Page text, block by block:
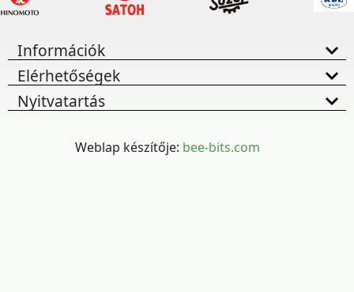
Információk
Elérhetőségek
Nyitvatartás
Weblap készítője: bee-bits.com